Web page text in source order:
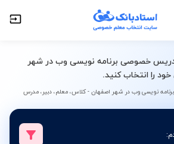
خصوصی برنامه نویسی وب در شهر
را انتخاب کنید.
نویسی وب در شهر اصفهان - کلاس، معلم، دبیر، مدرس
انتخاب درس